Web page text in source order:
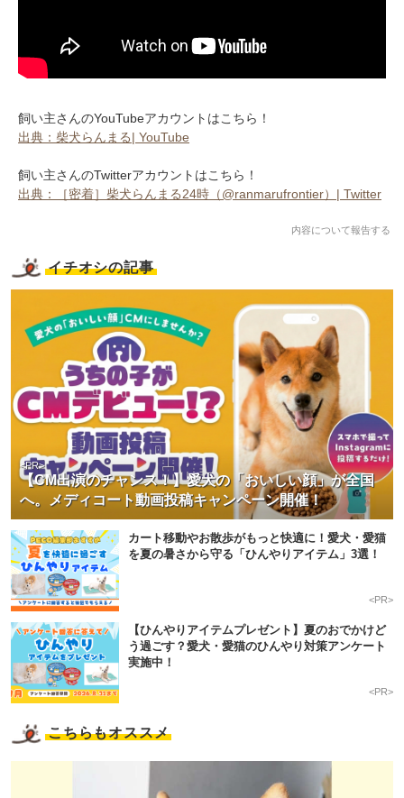
飼い主さんのYouTubeアカウントはこちら！
出典：柴犬らんまる| YouTube
飼い主さんのTwitterアカウントはこちら！
出典：［密着］柴犬らんまる24時（@ranmarufrontier）| Twitter
内容について報告する
イチオシの記事
【CM出演のチャンス！】愛犬の「おいしい顔」が全国
へ。メディコート動画投稿キャンペーン開催！
<PR>
カート移動やお散歩がもっと快適に！愛犬・愛猫
を夏の暑さから守る「ひんやりアイテム」3選！
<PR>
【ひんやりアイテムプレゼント】夏のおでかけど
う過ごす？愛犬・愛猫のひんやり対策アンケート
実施中！
<PR>
こちらもオススメ